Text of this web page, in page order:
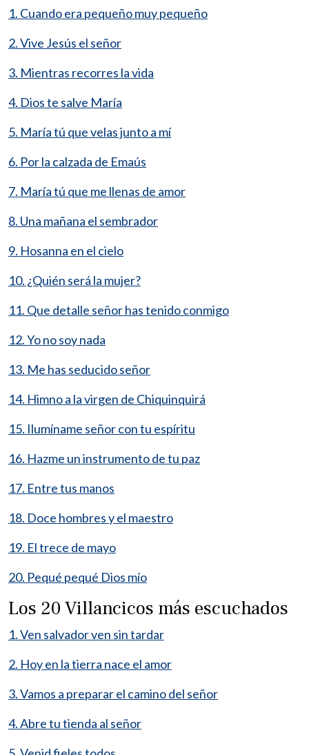
1. Cuando era pequeño muy pequeño
2. Vive Jesús el señor
3. Mientras recorres la vida
4. Dios te salve María
5. María tú que velas junto a mí
6. Por la calzada de Emaús
7. María tú que me llenas de amor
8. Una mañana el sembrador
9. Hosanna en el cielo
10. ¿Quién será la mujer?
11. Que detalle señor has tenido conmigo
12. Yo no soy nada
13. Me has seducido señor
14. Himno a la virgen de Chiquinquirá
15. Ilumíname señor con tu espíritu
16. Hazme un instrumento de tu paz
17. Entre tus manos
18. Doce hombres y el maestro
19. El trece de mayo
20. Pequé pequé Dios mío
Los 20 Villancicos más escuchados
1. Ven salvador ven sin tardar
2. Hoy en la tierra nace el amor
3. Vamos a preparar el camino del señor
4. Abre tu tienda al señor